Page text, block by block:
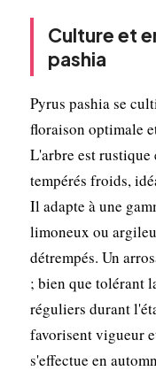
Culture et
pashia
Pyrus pashia se
floraison optimale
L'arbre est
tempérés froids,
Il adapte à une
limoneux ou
détrempés. Un
; bien que tolérant
réguliers durant
favorisent vigueur
s'effectue en